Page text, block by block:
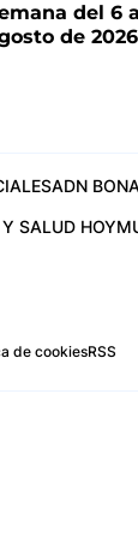
del 6
de 2026
ADN
SALUD HOY
de cookiesRSS